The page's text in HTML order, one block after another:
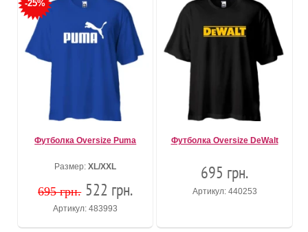
-25%
Футболка Oversize Puma
Размер:XL/XXL
695 грн. 522 грн.
Артикул: 483993
Футболка Oversize DeWalt
695 грн.
Артикул: 440253